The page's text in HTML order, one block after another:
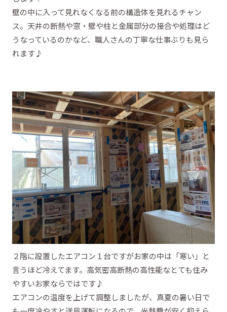
壁の中に入って見れなくなる前の構造体を見れるチャン
ス。天井の断熱や窓・壁や柱と金属部分の接合や処理はど
うなっているのかなど、職人さんの丁寧な仕事ぶりも見ら
れます♪
２階に設置したエアコン１台ですがお家の中は「寒い」と
言うほど冷えてます。高気密高断熱の高性能なとても住み
やすいお家ならではです♪
エアコンの温度を上げて調整しましたが、真夏の暑い日で